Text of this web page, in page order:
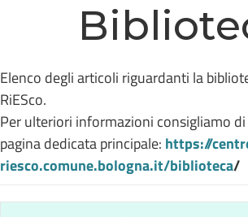
Elenco degli articoli riguardanti la
RiESco.
Per ulteriori informazioni consigliamo
pagina dedicata principale: https://
riesco.comune.bologna.it/biblioteca/